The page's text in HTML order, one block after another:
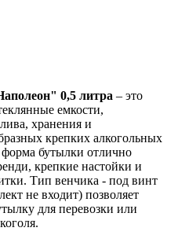
0,5 литра – это
емкости,
хранения и
крепких алкогольных
бутылки отлично
крепкие настойки и
Тип венчика - под винт
не входит) позволяет
для перевозки или